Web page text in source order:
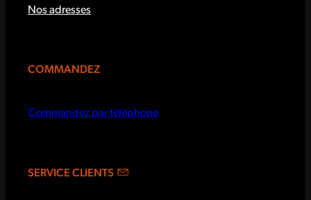
Nos adresses
COMMANDEZ
Commandez par téléphone
SERVICE CLIENTS